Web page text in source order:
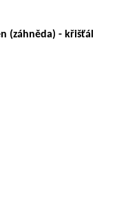
(záhněda) - křišťál